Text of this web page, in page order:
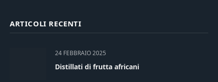
ARTICOLI RECENTI
24 FEBBRAIO 2025
Distillati di frutta africani